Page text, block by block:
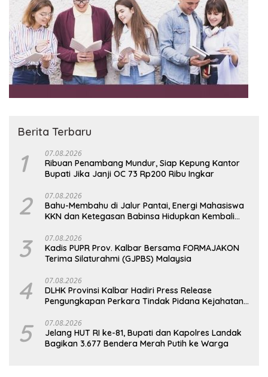
Berita Terbaru
1 07.08.2026
Ribuan Penambang Mundur, Siap Kepung Kantor
Bupati Jika Janji OC 73 Rp200 Ribu Ingkar
2 07.08.2026
Bahu-Membahu di Jalur Pantai, Energi Mahasiswa
KKN dan Ketegasan Babinsa Hidupkan Kembali
3 07.08.2026
Kadis PUPR Prov. Kalbar Bersama FORMAJAKON
Terima Silaturahmi (GJPBS) Malaysia
4 07.08.2026
DLHK Provinsi Kalbar Hadiri Press Release
Pengungkapan Perkara Tindak Pidana Kejahatan
5 07.08.2026
Jelang HUT RI ke-81, Bupati dan Kapolres Landak
Bagikan 3.677 Bendera Merah Putih ke Warga